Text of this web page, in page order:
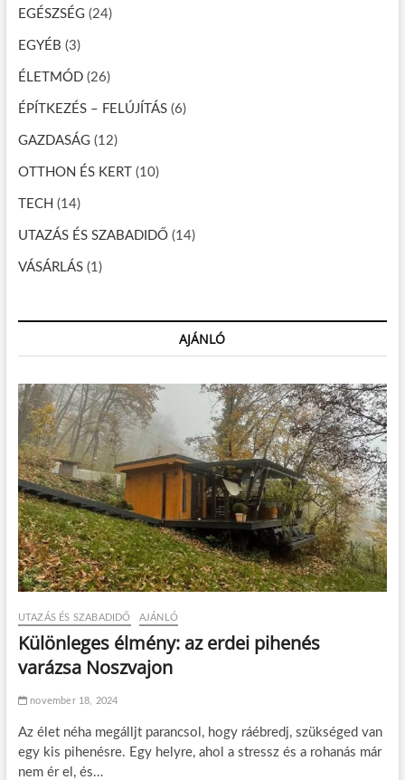
g
á
c
i
ó
EGÉSZSÉG (24)
EGYÉB (3)
ÉLETMÓD(26)
ÉPÍTKEZÉS – FELÚJÍTÁS(6)
GAZDASÁG (12)
OTTHON ÉS KERT (10)
TECH (14)
UTAZÁS ÉS SZABADIDŐ(14)
VÁSÁRLÁS(1)
AJÁNLÓ
UTAZÁS ÉS SZABADIDŐ AJÁNLÓ
Különleges élmény: az erdei pihenés
varázsa Noszvajon
november 18, 2024
Az élet néha megálljt parancsol, hogy ráébredj, szükséged van
egy kis pihenésre. Egy helyre, ahol a stressz és a rohanás már
nem ér el, és…